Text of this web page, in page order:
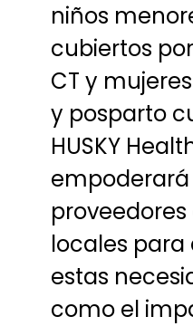
niños
cubiertos
CT y
y posparto
HUSKY
empoderará
locales
estas
como el